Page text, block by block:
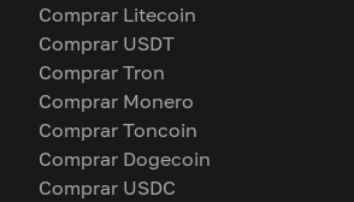
Comprar Litecoin
Comprar USDT
Comprar Tron
Comprar Monero
Comprar Toncoin
Comprar Dogecoin
Comprar USDC